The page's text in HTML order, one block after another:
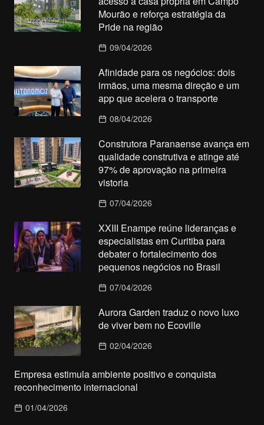
Mourão e reforça estratégia da
Pride na região
09/04/2026
Afinidade para os negócios: dois
irmãos, uma mesma direção e um
app que acelera o transporte
08/04/2026
Construtora Paranaense avança em
qualidade construtiva e atinge até
97% de aprovação na primeira
vistoria
07/04/2026
XXIII Enampe reúne lideranças e
especialistas em Curitiba para
debater o fortalecimento dos
pequenos negócios no Brasil
07/04/2026
Aurora Garden traduz o novo luxo
de viver bem no Ecoville
02/04/2026
Empresa estimula ambiente positivo e conquista
reconhecimento internacional
01/04/2026